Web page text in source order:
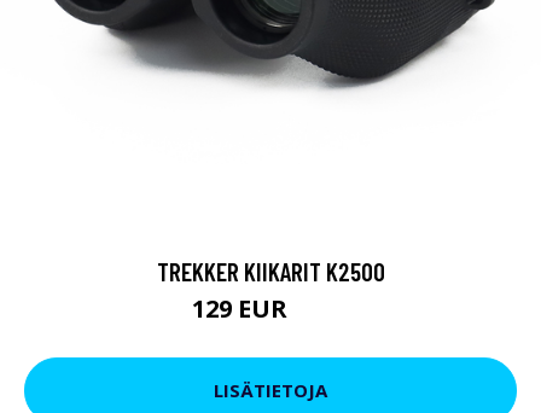
TREKKER KIIKARIT K2500
129 EUR
LISÄTIETOJA